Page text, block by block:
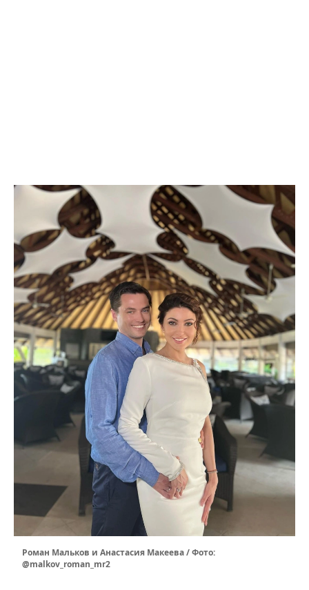
Роман Мальков и Анастасия Макеева / Фото:
@malkov_roman_mr2